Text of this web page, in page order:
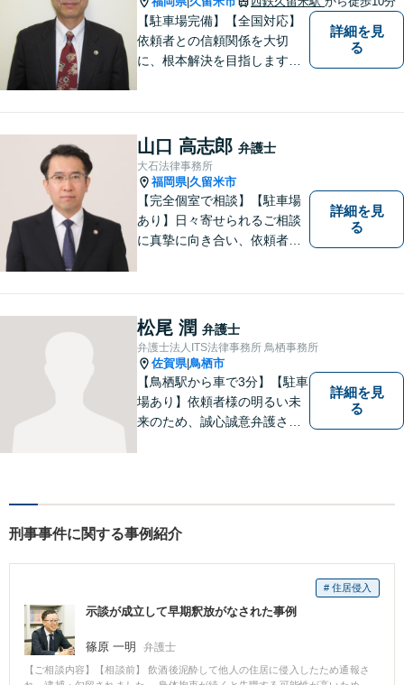
【駐車場完備】【全国対応】
依頼者との信頼関係を大切
に、根本解決を目指します。
トラブルが起こったら、まず
はご相談ください。【夜間対
応可】
詳細を見
る
山口 高志郎 弁護士
大石法律事務所
福岡県|久留米市
【完全個室で相談】【駐車場
あり】日々寄せられるご相談
に真摯に向き合い、依頼者の
す法人・個人の方々には、経
営課題の解決に向けた最適な
法的サポートを提供し、安定
した経営基盤の構築をお手伝
いいたします。
詳細を見
る
松尾 潤 弁護士
弁護士法人ITS法律事務所 鳥栖事務所
佐賀県|鳥栖市
【鳥栖駅から車で3分】【駐車
場あり】依頼者様の明るい未
来のため、誠心誠意弁護させ
相続など、幅広い困りごとに
応】
詳細を見
る
刑事事件に関する事例紹介
# 住居侵入
示談が成立して早期釈放がなされた事例
篠原 一明 弁護士
【ご相談内容】【相談前】 飲酒後泥酔して他人の住居に侵入したため通報さ